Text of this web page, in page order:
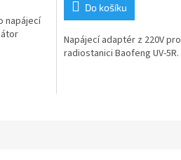
napájecí
Do košíku
Napájecí adaptér z 220V pro
radiostanici Baofeng UV-5R.